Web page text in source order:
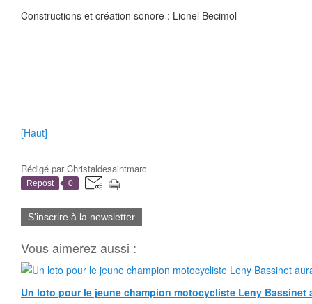
Constructions et création sonore : Lionel Becimol
[Haut]
Rédigé parChristaldesaintmarc
Repost 0
S'inscrire à la newsletter
Vous aimerez aussi :
Un loto pour le jeune champion motocycliste Leny Bassinet